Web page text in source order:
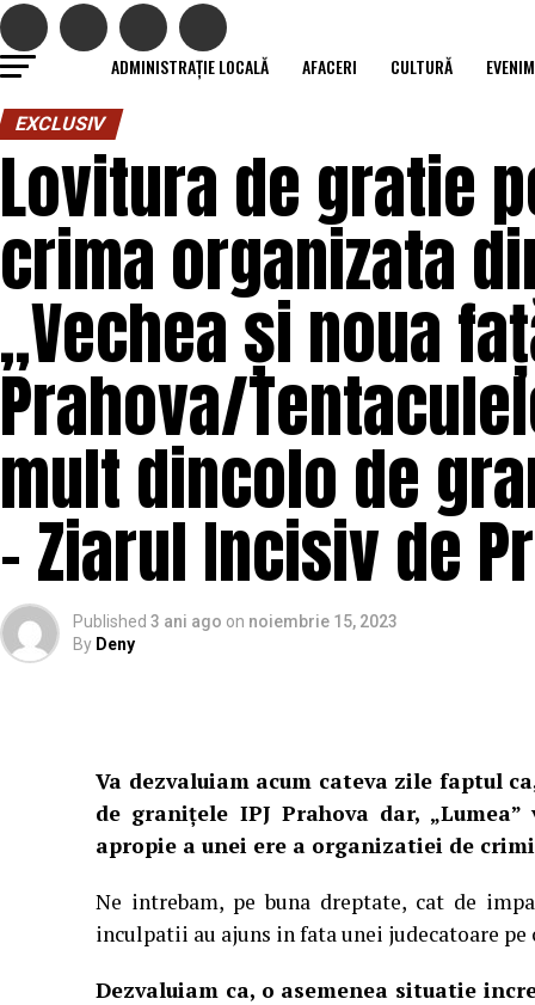
ADMINISTRAȚIE LOCALĂ AFACERI CULTURĂ
EXCLUSIV
Lovitura de gratie
crima organizata
„Vechea și noua
Prahova/
mult dincolo de
– Ziarul Incisiv de
Published 3 ani ago on noiembrie 15, 2023
By Deny
Va dezvaluiam acum cateva zile faptul
de granițele IPJ Prahova dar,
apropie a unei ere a organizatiei de
Ne intrebam, pe buna dreptate, cat de
inculpatii au ajuns in fata unei judecatoare
Dezvaluiam ca, o asemenea situatie